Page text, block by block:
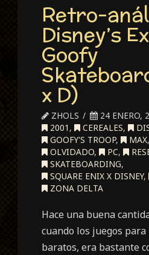
Retro-
Disney’s
Goofy
x D)
ZHOLS
24 ENERO,
2001 , CEREALES,
GOOFY'S TROOP, MAX
OLVIDADO, PC,
SKATEBOARDING,
SQUARE ENIX X DISNEY,
ZONA DELTA
Hace una buena
cuando los juegos
baratos, era bastante